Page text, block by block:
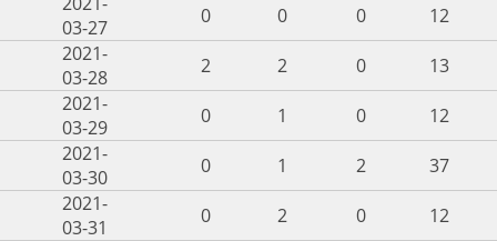
03-27
0 0 0
12
2021-
03-28
2 2 0
13
2021-
03-29
0 1 0
12
2021-
03-30
0 1 2
37
2021-
03-31
0 2 0 12